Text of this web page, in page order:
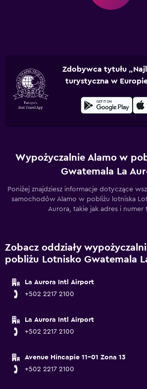
Zdobywca tytułu
turystyczna w
Wypożyczalnie Alamo w
Gwatemala La
Poniżej znajdziesz informacje dotyczące
samochodów Alamo w pobliżu lotniska
Aurora, takie jak adres i numer
Zobacz oddziały
pobliżu Lotnisko Gwatemala
La Aurora Intl Airport
+502 2217 2100
La Aurora Intl Airport
+502 2217 2100
Avenue Hincapie 11-01 Zona 13
+502 2217 2100